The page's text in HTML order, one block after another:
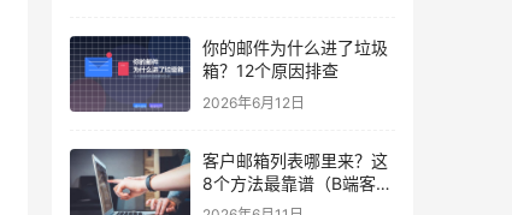
你的邮件为什么进了垃圾
箱？12个原因排查
2026年6月12日
客户邮箱列表哪里来？这
8个方法最靠谱（B端客户
看第6个）